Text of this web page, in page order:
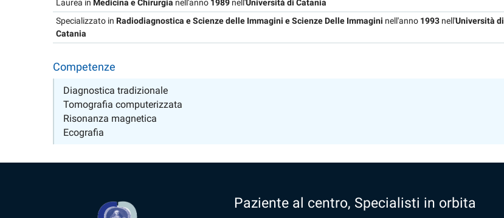
Laurea in Medicina e Chirurgia nell'anno 1989 nell'Università di Catania
Specializzato in Radiodiagnostica e Scienze delle Immagini e Scienze Delle Immagini nell'anno 1993 nell'Università di
Catania
Competenze
Diagnostica tradizionale
Tomografia computerizzata
Risonanza magnetica
Ecografia
Paziente al centro, Specialisti in orbita